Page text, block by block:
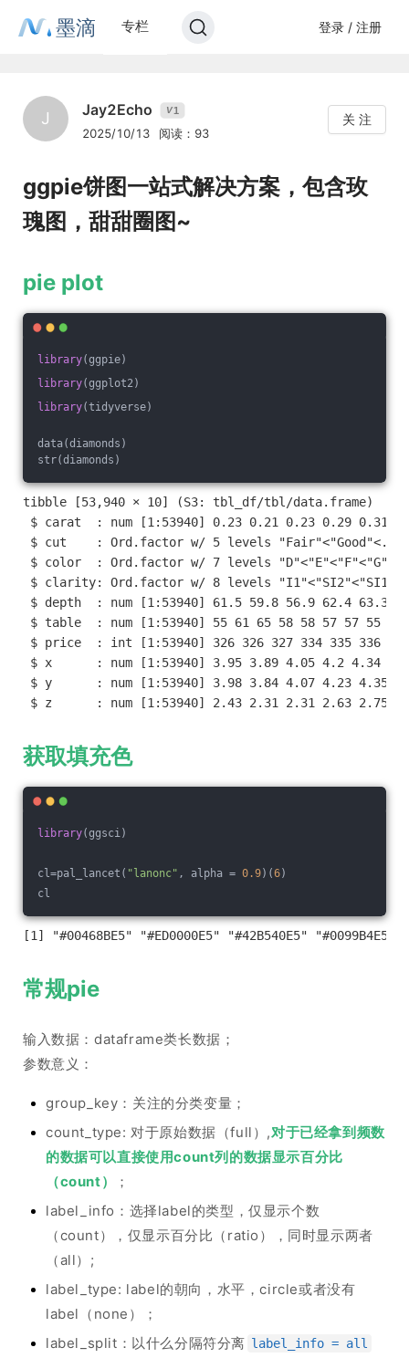
墨滴 专栏 登录 / 注册
J Jay2Echo V1
2025/10/13 阅读：93
关 注
ggpie饼图一站式解决方案，包含玫
瑰图，甜甜圈图~
pie plot
library(ggpie)
library(ggplot2)
library(tidyverse)
data(diamonds)
str(diamonds)
tibble [53,940 × 10] (S3: tbl_df/tbl/data.frame)
$ carat  : num [1:53940] 0.23 0.21 0.23 0.29 0.31
$ cut    : Ord.factor w/ 5 levels
$ color  : Ord.factor w/ 7 levels
$ clarity: Ord.factor w/ 8 levels
$ depth  : num [1:53940] 61.5 59.8 56.9 62.4 63.3
$ table  : num [1:53940] 55 61 65 58 58 57 57 55
$ price  : int [1:53940] 326 326 327 334 335 336
$ x      : num [1:53940] 3.95 3.89 4.05 4.2 4.34
$ y      : num [1:53940] 3.98 3.84 4.07 4.23 4.35
获取填充色
library(ggsci)
cl=pal_lancet( "lanonc" , alpha = 0.9)(6)
cl
常规pie
输入数据：dataframe类长数据；
参数意义：
group_key：关注的分类变量；
count_type: 对于原始数据（full）,对于已经拿到频数
的数据可以直接使用count列的数据显示百分比
（count）
；
label_info：选择label的类型，仅显示个数
（count），仅显示百分比（ratio），同时显示两者
（all）;
label_type: label的朝向，水平，circle或者没有
label（none）；
label_split：以什么分隔符分离 label_info = all